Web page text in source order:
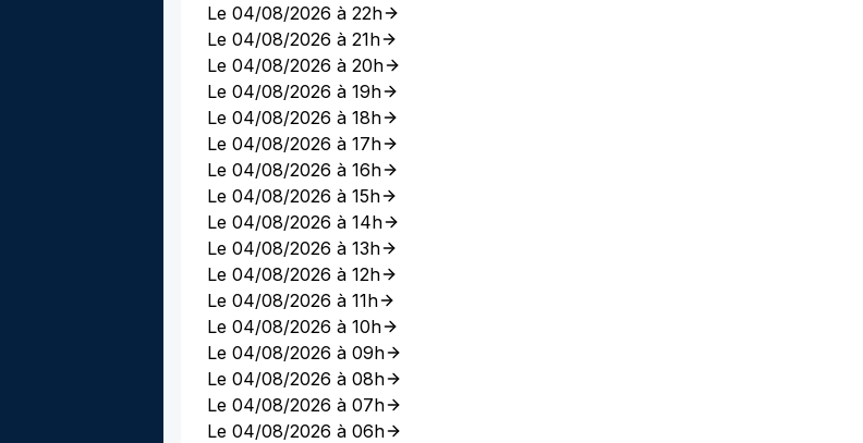
Le 04/08/2026 à 22h
Le 04/08/2026 à 21h
Le 04/08/2026 à 20h
Le 04/08/2026 à 19h
Le 04/08/2026 à 18h
Le 04/08/2026 à 17h
Le 04/08/2026 à 16h
Le 04/08/2026 à 15h
Le 04/08/2026 à 14h
Le 04/08/2026 à 13h
Le 04/08/2026 à 12h
Le 04/08/2026 à 11h
Le 04/08/2026 à 10h
Le 04/08/2026 à 09h
Le 04/08/2026 à 08h
Le 04/08/2026 à 07h
Le 04/08/2026 à 06h